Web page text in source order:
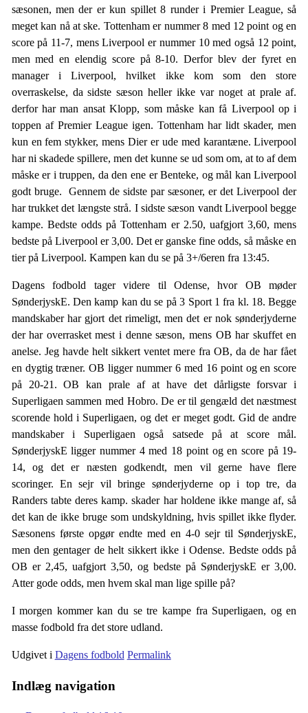
sæsonen, men der er kun spillet 8 runder i Premier League, så
meget kan nå at ske. Tottenham er nummer 8 med 12 point og en
score på 11-7, mens Liverpool er nummer 10 med også 12 point,
men med en elendig score på 8-10. Derfor blev der fyret en
manager i Liverpool, hvilket ikke kom som den store
overraskelse, da sidste sæson heller ikke var noget at prale af.
derfor har man ansat Klopp, som måske kan få Liverpool op i
toppen af Premier League igen. Tottenham har lidt skader, men
kun en fem stykker, mens Dier er ude med karantæne. Liverpool
har ni skadede spillere, men det kunne se ud som om, at to af dem
måske er i truppen, da den ene er Benteke, og mål kan Liverpool
godt bruge. Gennem de sidste par sæsoner, er det Liverpool der
har trukket det længste strå. I sidste sæson vandt Liverpool begge
kampe. Bedste odds på Tottenham er 2.50, uafgjort 3,60, mens
bedste på Liverpool er 3,00. Det er ganske fine odds, så måske en
tier på Liverpool. Kampen kan du se på 3+/6eren fra 13:45.
Dagens fodbold tager videre til Odense, hvor OB møder
SønderjyskE. Den kamp kan du se på 3 Sport 1 fra kl. 18. Begge
mandskaber har gjort det rimeligt, men det er nok sønderjyderne
der har overrasket mest i denne sæson, mens OB har skuffet en
anelse. Jeg havde helt sikkert ventet mere fra OB, da de har fået
en dygtig træner. OB ligger nummer 6 med 16 point og en score
på 20-21. OB kan prale af at have det dårligste forsvar i
Superligaen sammen med Hobro. De er til gengæld det næstmest
scorende hold i Superligaen, og det er meget godt. Gid de andre
mandskaber i Superligaen også satsede på at score mål.
SønderjyskE ligger nummer 4 med 18 point og en score på 19-
14, og det er næsten godkendt, men vil gerne have flere
scoringer. En sejr vil bringe sønderjyderne op i top tre, da
Randers tabte deres kamp. skader har holdene ikke mange af, så
det kan de ikke bruge som undskyldning, hvis spillet ikke flyder.
Sæsonens første opgør endte med en 4-0 sejr til SønderjyskE,
men den gentager de helt sikkert ikke i Odense. Bedste odds på
OB er 2,45, uafgjort 3,50, og bedste på SønderjyskE er 3,00.
Atter gode odds, men hvem skal man lige spille på?
I morgen kommer kan du se tre kampe fra Superligaen, og en
masse fodbold fra det store udland.
Udgivet i Dagens fodbold Permalink
Indlæg navigation